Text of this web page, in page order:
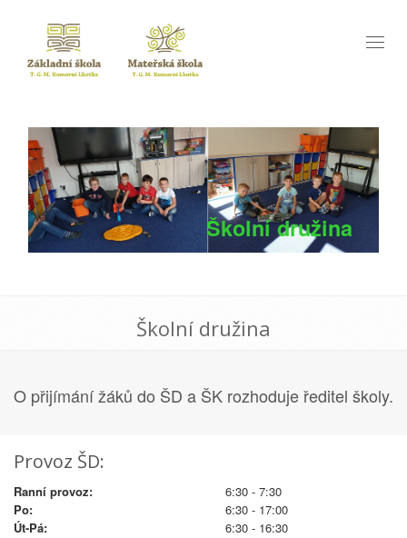
Školní družina
Školní družina
O přijímání žáků do ŠD a ŠK rozhoduje ředitel školy.
Provoz ŠD:
Ranní provoz:
6:30 - 7:30
Po:
6:30 - 17:00
Út-Pá:
6:30 - 16:30